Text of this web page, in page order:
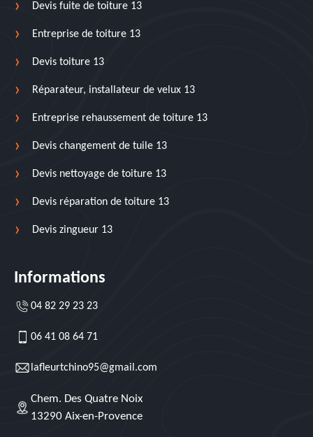
Devis fuite de toiture 13
Entreprise de toiture 13
Devis toiture 13
Réparateur, installateur de velux 13
Entreprise rehaussement de toiture 13
Devis changement de tuile 13
Devis nettoyage de toiture 13
Devis réparation de toiture 13
Devis zingueur 13
Informations
04 82 29 23 23
06 41 08 64 71
lafleurtchino95@gmail.com
Chem. Des Quatre Noix
13290 Aix-en-Provence